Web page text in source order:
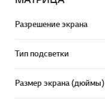
Разрешение экрана
Тип подсветки
Размер экрана (дюймы)